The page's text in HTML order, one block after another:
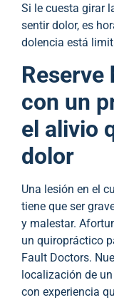
Si le cuesta girar
sentir dolor, es
dolencia está
con un
el alivio
dolor
Una lesión en el
tiene que ser
y malestar.
un quiropráctico
Fault Doctors.
localización de
con experiencia